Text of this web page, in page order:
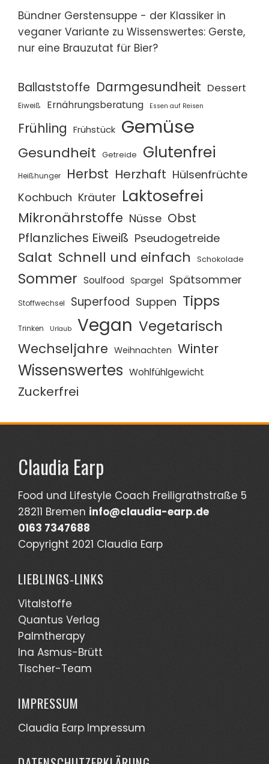
Bündner Gerstensuppe - der Klassiker in
veganer Variante zu Wissenswertes: Gerste,
nur eine Brauzutat für Bier?
Ballaststoffe Darmgesundheit Dessert
Eiweiß Ernährungsberatung Essen auf Reisen
Frühling Frühstück Gemüse
Gesundheit Getreide Glutenfrei
Heißhunger Herbst Herzhaft Hülsenfrüchte
Kochbuch Kräuter Laktosefrei
Mikronährstoffe Nüsse Obst
Pflanzliches Eiweiß Pseudogetreide
Salat Schnell und einfach Schokolade
Sommer Soulfood Spargel Spätsommer
Stoffwechsel Superfood Suppen Tipps
Trinken Urlaub Vegan Vegetarisch
Wechseljahre Weihnachten Winter
Wissenswertes Wohlfühlgewicht
Zuckerfrei
Claudia Earp
Food und Lifestyle Coach Freiligrathstraße 5
28211 Bremen info@claudia-earp.de
0163 7347688
Copyright 2021 Claudia Earp
LIEBLINGS-LINKS
Vitalstoffe
Quantus Verlag
Palmtherapy
Ina Asmus-Brütt
Tischer-Team
IMPRESSUM
Claudia Earp Impressum